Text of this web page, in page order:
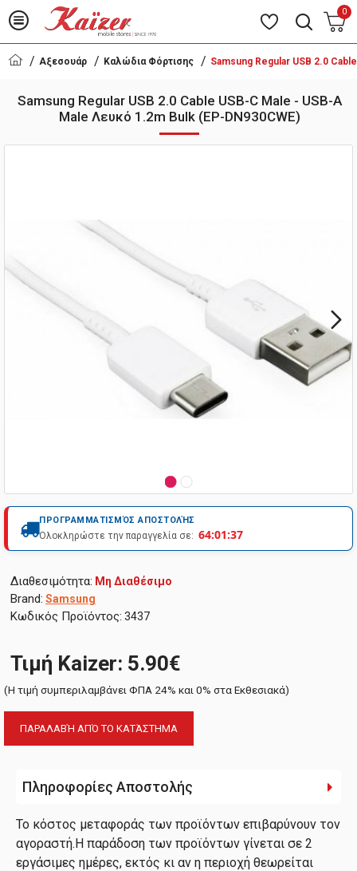
0
Αξεσουάρ Καλώδια Φόρτισης Samsung Regular USB 2.0
Samsung Regular USB 2.0 Cable USB-C Male - USB-A
Male Λευκό 1.2m Bulk (EP-DN930CWE)
ΠΡΟΓΡΑΜΜΑΤΙΣΜΌΣ ΑΠΟΣΤΟΛΉΣ
Ολοκληρώστε την παραγγελία σε: 64:01:36
Διαθεσιμότητα: Μη Διαθέσιμο
Brand: Samsung
Κωδικός Προϊόντος: 3437
ΠΑΡΑΛΑΒΉ ΑΠΌ ΤΟ ΚΑΤΆΣΤΗΜΑ
Τιμή Kaizer: 5.90€
(H τιμή συμπεριλαμβάνει ΦΠΑ 24% και 0% στα Εκθεσιακά)
Πληροφορίες Αποστολής
Το κόστος μεταφοράς των προϊόντων επιβαρύνουν τον
αγοραστή.Η παράδοση των προϊόντων γίνεται σε 2
εργάσιμες ημέρες, εκτός κι αν η περιοχή θεωρείται